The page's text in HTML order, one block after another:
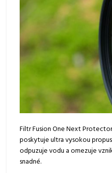
Filtr Fusion One Next
poskytuje ultra vysokou
odpuzuje vodu a omezuje
snadné.